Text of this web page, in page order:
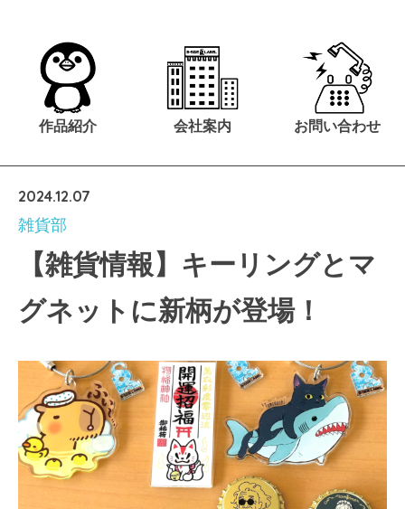
作品紹介 会社案内 お問い合わせ
2024.12.07
雑貨部
【雑貨情報】キーリングとマ
グネットに新柄が登場！